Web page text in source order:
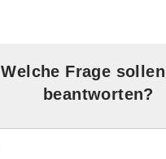
Welche Frage
beantworten?